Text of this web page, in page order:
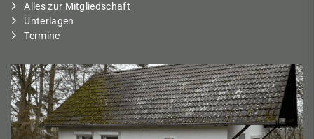
Alles zur Mitgliedschaft
Unterlagen
Termine